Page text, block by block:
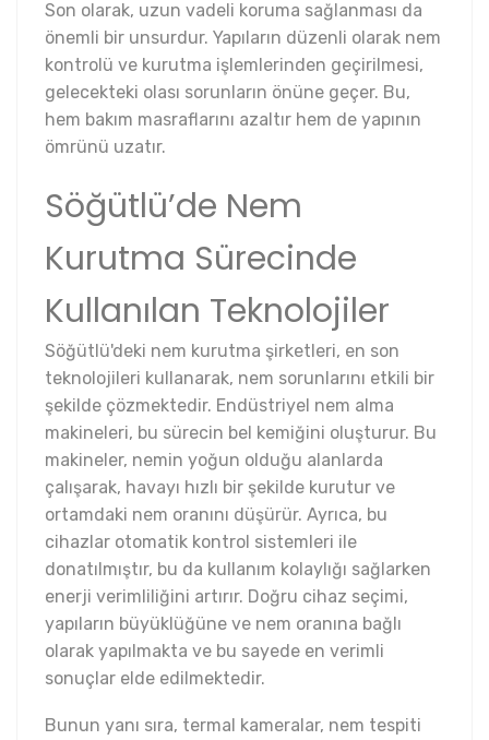
Son olarak, uzun vadeli koruma sağlanması da
önemli bir unsurdur. Yapıların düzenli olarak nem
kontrolü ve kurutma işlemlerinden geçirilmesi,
gelecekteki olası sorunların önüne geçer. Bu,
hem bakım masraflarını azaltır hem de yapının
ömrünü uzatır.
Söğütlü’de Nem
Kurutma Sürecinde
Kullanılan Teknolojiler
Söğütlü'deki nem kurutma şirketleri, en son
teknolojileri kullanarak, nem sorunlarını etkili bir
şekilde çözmektedir. Endüstriyel nem alma
makineleri, bu sürecin bel kemiğini oluşturur. Bu
makineler, nemin yoğun olduğu alanlarda
çalışarak, havayı hızlı bir şekilde kurutur ve
ortamdaki nem oranını düşürür. Ayrıca, bu
cihazlar otomatik kontrol sistemleri ile
donatılmıştır, bu da kullanım kolaylığı sağlarken
enerji verimliliğini artırır. Doğru cihaz seçimi,
yapıların büyüklüğüne ve nem oranına bağlı
olarak yapılmakta ve bu sayede en verimli
sonuçlar elde edilmektedir.
Bunun yanı sıra, termal kameralar, nem tespiti